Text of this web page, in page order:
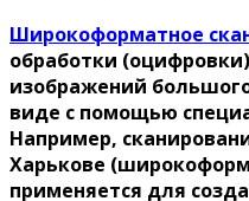
Широкоформатное
обработки
изображений
виде с помощью
Например,
Харькове
применяется для